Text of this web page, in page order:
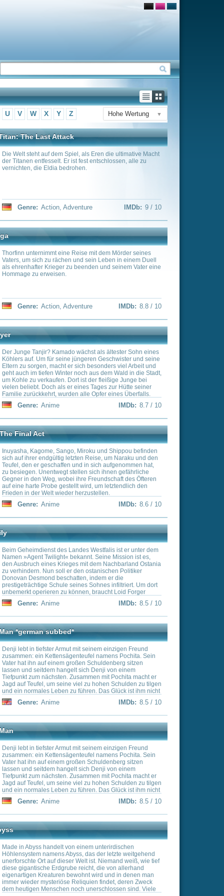
Hohe Wertung
die ultimative Macht
alle zu
IMDb:
dem Mörder seines
Leben in einem Duell
und seinem Vater eine
IMDb:8.8 / 10
als ältester Sohn eines
Geschwister und seine
viel Arbeit und
dem Wald in die Stadt,
eines Überfalls.
von denen die
Menschen fressen. Nur
noch, also nimmt er sie
stellt sich jedoch
und damit zu einer
Giy? Tomioka, der die
doch Tanjir? will seine
kommt zum Kampf, in
Tomioka lässt
und schickt sie zu
und Shippou befinden
um Naraku und den
aufgenommen hat,
ihnen gefährliche
des Öfteren
um letztendlich den
IMDb:8.6 / 10
ist er unter dem
Seine Mission ist es,
Nachbarland Ostania
Politiker
er die
infiltriert. Um dort
braucht Loid Forger
Charaktere. Als
Büroangestellte, die
Freunde zu
bekannt. Die
ihre Identität
Adoptivkind Anya hat ein
die Gedanken anderer
grundverschiedenen
IMDb: 8.5 / 10
einzigen Freund
namens Pochita. Sein
sitzen
von einem
mit Pochita macht er
hohen Schulden zu tilgen
Das Glück ist ihm nicht
verraten und
schwindet,
und wird als
Mann mit dem Herzen
IMDb:8.5 / 10
einzigen Freund
namens Pochita. Sein
sitzen
von einem
mit Pochita macht er
hohen Schulden zu tilgen
Das Glück ist ihm nicht
verraten und
schwindet,
und wird als
Mann mit dem Herzen
IMDb:8.5 / 10
unterirdischen
Niemand weiß, wie tief
die von allerhand
und in denen man
findet, deren Zweck
sind. Viele
hat es schon in
doch kehrten viele von
Stadt am Rande des
Riko, die davon
eine große
den Geheimnissen der
Eines Tages trifft sie auf
geheimnisvollen
als Roboter
IMDb: 8.4 / 10
der die Menschheit
hat. Doch zu seinem
der Menschen solch
den restlichen 20%,
über Kopf an der Hero
Heldenschulen
jüngere Menschen zu
sich auf der Welt
Glücklicherweise
der Geschichte ins
von nun an trainieren,
angenommen wird...
ist eine Privatschule,
gehen. Miyuki
die Schule einfachen
Schüler und
für seine Leistungen